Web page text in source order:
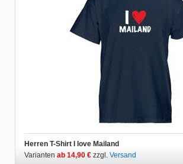
Herren T-Shirt I love Mailand
Varianten ab 14,90 € zzgl. Versand